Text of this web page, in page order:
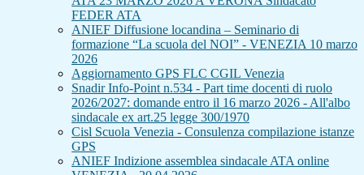
FEDER ATA
ANIEF Diffusione locandina – Seminario di
formazione “La scuola del NOI” - VENEZIA 10 marzo
2026
Aggiornamento GPS FLC CGIL Venezia
Snadir Info-Point n.534 - Part time docenti di ruolo
2026/2027: domande entro il 16 marzo 2026 - All'albo
sindacale ex art.25 legge 300/1970
Cisl Scuola Venezia - Consulenza compilazione istanze
GPS
ANIEF Indizione assemblea sindacale ATA online